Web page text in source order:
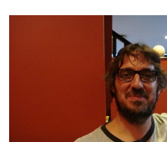
Arquetipos de situación